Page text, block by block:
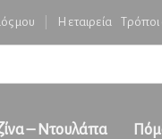
Ελλάδα
| Τώρα
μου Η εταιρεία
– Ντουλάπα